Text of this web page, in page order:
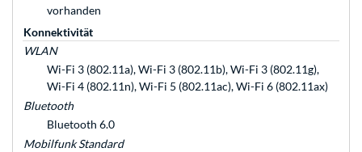
vorhanden
Konnektivität
WLAN
Wi-Fi 3 (802.11a), Wi-Fi 3 (802.11b), Wi-Fi 3 (802.11g),
Wi-Fi 4 (802.11n), Wi-Fi 5 (802.11ac), Wi-Fi 6 (802.11ax)
Bluetooth
Bluetooth 6.0
Mobilfunk Standard